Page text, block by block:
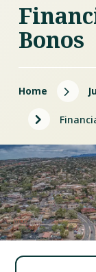
Bonos
Home 5
5